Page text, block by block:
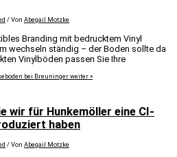
/ Von Abegail Motzke
Branding mit bedrucktem Vinyl
wechseln ständig – der Boden sollte da
Vinylböden passen Sie Ihre
bei Breuninger weiter »
wir für Hunkemöller eine CI-
haben
/ Von Abegail Motzke